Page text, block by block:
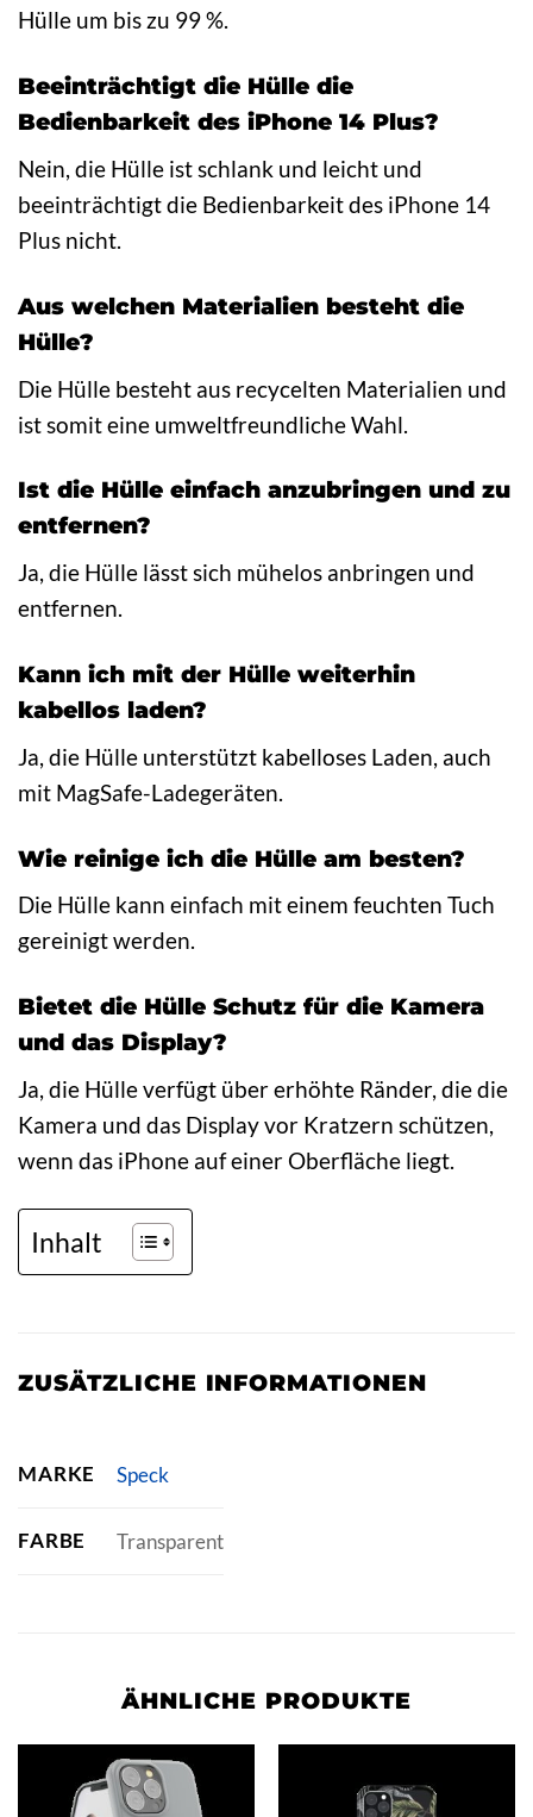
Hülle um bis zu 99 %.
Beeinträchtigt die Hülle die
Bedienbarkeit des iPhone 14 Plus?
Nein, die Hülle ist schlank und leicht und
beeinträchtigt die Bedienbarkeit des iPhone 14
Plus nicht.
Aus welchen Materialien besteht die
Hülle?
Die Hülle besteht aus recycelten Materialien und
ist somit eine umweltfreundliche Wahl.
Ist die Hülle einfach anzubringen und zu
entfernen?
Ja, die Hülle lässt sich mühelos anbringen und
entfernen.
Kann ich mit der Hülle weiterhin
kabellos laden?
Ja, die Hülle unterstützt kabelloses Laden, auch
mit MagSafe-Ladegeräten.
Wie reinige ich die Hülle am besten?
Die Hülle kann einfach mit einem feuchten Tuch
gereinigt werden.
Bietet die Hülle Schutz für die Kamera
und das Display?
Ja, die Hülle verfügt über erhöhte Ränder, die die
Kamera und das Display vor Kratzern schützen,
wenn das iPhone auf einer Oberfläche liegt.
Inhalt
ZUSÄTZLICHE INFORMATIONEN
MARKE Speck
FARBE Transparent
ÄHNLICHE PRODUKTE